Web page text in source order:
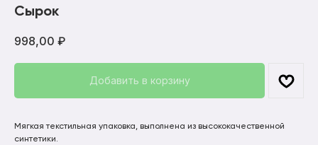
Сырок
998,00 ₽
Добавить в корзину
Мягкая текстильная упаковка, выполнена из высококачественной
синтетики.